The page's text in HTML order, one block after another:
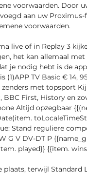
voorwaarden. Door
aan uw
voorwaarden.
live of in Replay 3
het kan allemaal met
je nodig hebt is de
TV Basic € 14,
zenders met topsport
BBC First, History en
Altijd opzegbaar
Stand reguliere
G V DV-DT P
played}} {{item.
plaats, terwijl Standard